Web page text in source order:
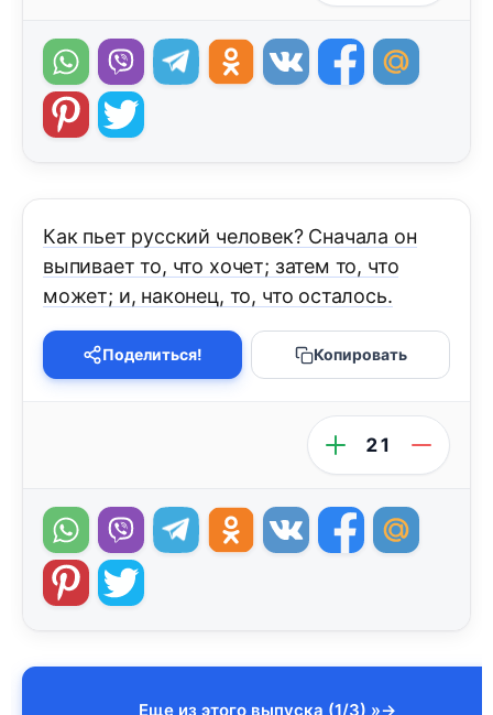
Как пьет русский человек? Сначала он
выпивает то, что хочет; затем то, что
может; и, наконец, то, что осталось.
Поделиться! Копировать
21
Еще из этого выпуска (1/3) »